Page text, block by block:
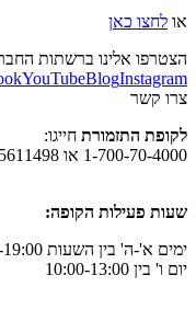
ברשתות החברתיות
facebookYouTubeBlog
חייגו:
02-5611498
הקופה:
השעות 10:00-19:00